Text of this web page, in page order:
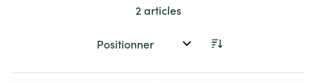
2articles
Trier par: